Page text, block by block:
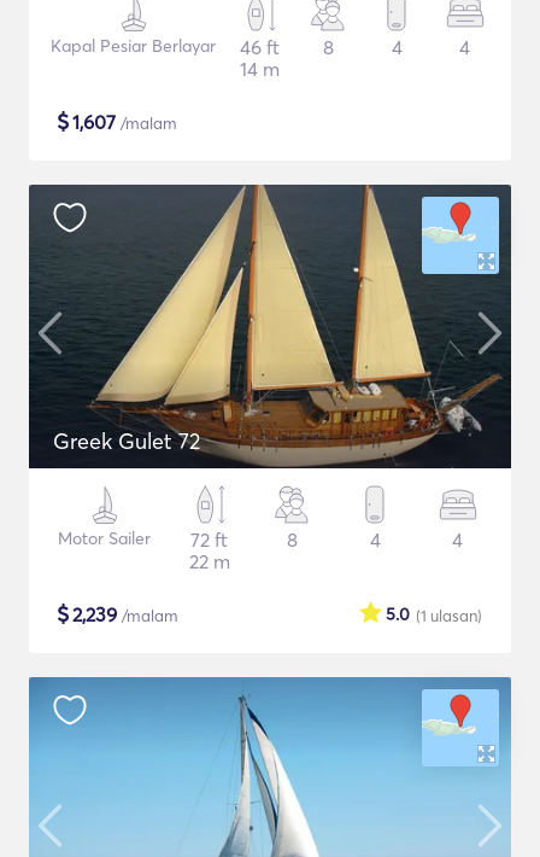
Kapal Pesiar Berlayar
46 ft
14 m
8 4 4
$1,607 /malam
Greek Gulet 72
Motor Sailer
72 ft
22 m
8 4 4
$2,239 /malam (1 ulasan)
5.0